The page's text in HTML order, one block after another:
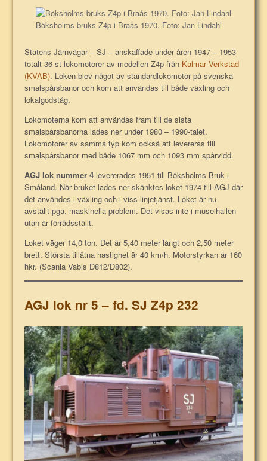
Böksholms bruks Z4p i Braås 1970. Foto: Jan Lindahl
Statens Järnvägar – SJ – anskaffade under åren 1947 – 1953
totalt 36 st lokomotorer av modellen Z4p från Kalmar Verkstad
(KVAB). Loken blev något av standardlokomotor på svenska
smalspårsbanor och kom att användas till både växling och
lokalgodståg.
Lokomoterna kom att användas fram till de sista
smalspårsbanorna lades ner under 1980 – 1990-talet.
Lokomotorer av samma typ kom också att levereras till
smalspårsbanor med både 1067 mm och 1093 mm spårvidd.
AGJ lok nummer 4 levererades 1951 till Böksholms Bruk i
Småland. När bruket lades ner skänktes loket 1974 till AGJ där
det användes i växling och i viss linjetjänst. Loket är nu
avställt pga. maskinella problem. Det visas inte i museihallen
utan är förrådsställt.
Loket väger 14,0 ton. Det är 5,40 meter långt och 2,50 meter
brett. Största tillåtna hastighet är 40 km/h. Motorstyrkan är 160
hkr. (Scania Vabis D812/D802).
AGJ lok nr 5 – fd. SJ Z4p 232